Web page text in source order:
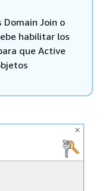
Domain Join o
habilitar los
que Active